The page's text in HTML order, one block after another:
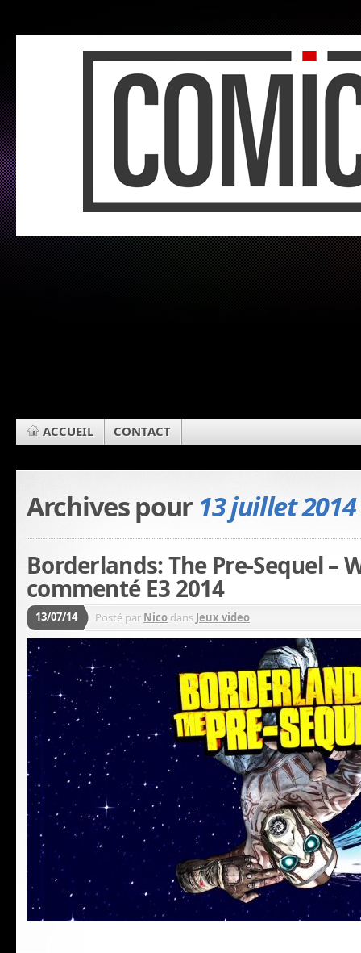
ACCUEIL CONTACT
Archives pour 13 juillet 2014
Borderlands: The Pre-Sequel –
commenté E3 2014
13/07/14 Posté par Nico dans Jeux video